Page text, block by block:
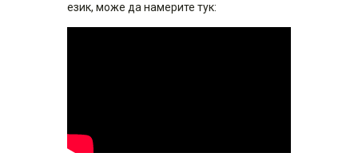
език, може да намерите тук: